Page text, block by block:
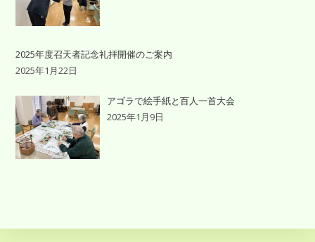
2025年度召天者記念礼拝開催のご案内
2025年1月22日
アゴラで絵手紙と百人一首大会
2025年1月9日